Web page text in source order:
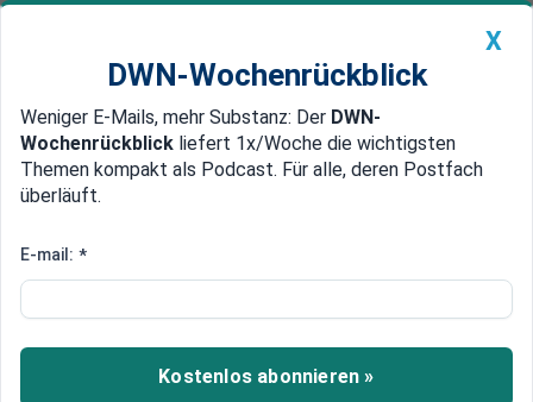
Newsticker MEIN DWN: Geldanlage Premium
Edelmetalle DWN-Magazin China
Mehr Ausgaben, Steuererhöhung verschoben
Reform bleibt Idee: Italien will
nur 26 Milliarden Euro sparen
Italien geht seine öffentlichen Finanzen mit einer
X
DWN-Wochenrückblick
Weniger E-Mails, mehr Substanz: Der DWN-
Wochenrückblick liefert 1x/Woche die wichtigsten
Themen kompakt als Podcast. Für alle, deren Postfach
überläuft.
E-mail: *
Kostenlos abonnieren »